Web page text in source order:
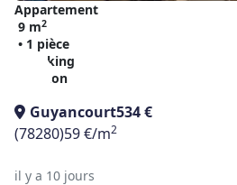
Appartement
9 m2
• 1 pièce
• Parking
• Balcon
Guyancourt534 €
(78280)59 €/m2
il y a 10 jours